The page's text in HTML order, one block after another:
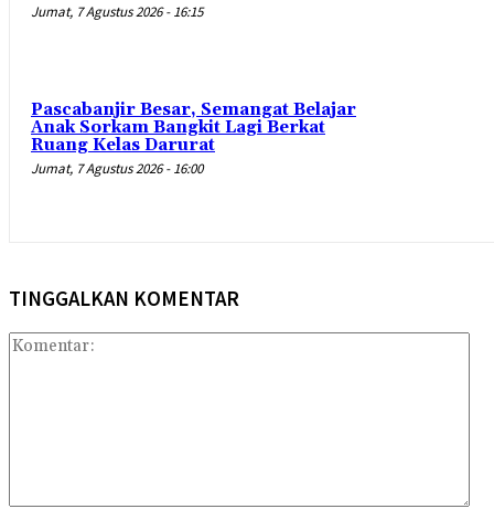
Jumat, 7 Agustus 2026 - 16:15
Pascabanjir Besar, Semangat Belajar
Anak Sorkam Bangkit Lagi Berkat
Ruang Kelas Darurat
Jumat, 7 Agustus 2026 - 16:00
TINGGALKAN KOMENTAR